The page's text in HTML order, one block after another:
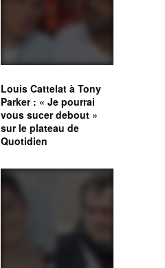
Louis Cattelat à Tony
Parker : « Je pourrai
vous sucer debout »
sur le plateau de
Quotidien